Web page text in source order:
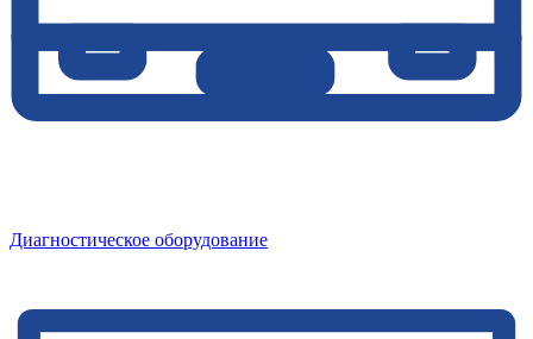
Диагностическое оборудование